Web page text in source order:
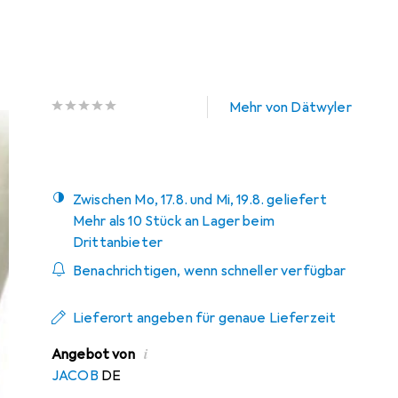
Mehr von Dätwyler
Zwischen Mo, 17.8. und Mi, 19.8. geliefert
Mehr als 10 Stück an Lager beim
Drittanbieter
Benachrichtigen, wenn schneller verfügbar
Lieferort angeben für genaue Lieferzeit
Angebot von i
JACOB DE